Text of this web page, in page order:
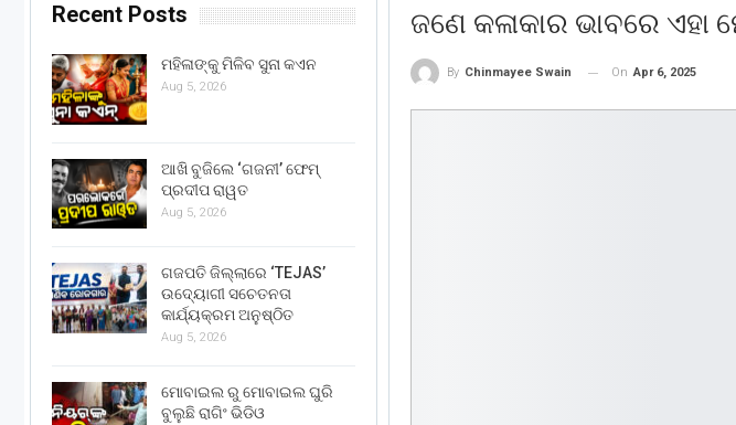
ଜଣେ କଳାକାର ଭାବରେ
By Chinmayee Swain On Apr 6, 2025
Recent Posts
ମହିଳାଙ୍କୁ ମିଳିବ ସୁନା କଏନ
Aug 5, 2026
ଆଖି ବୁଜିଲେ ‘ଗଜନୀ’ ଫେମ୍
ପ୍ରଦୀପ ରାୱତ
Aug 5, 2026
ଗଜପତି ଜିଲ୍ଲାରେ ‘TEJAS’
ଉଦ୍ୟୋଗୀ ସଚେତନତା
କାର୍ଯ୍ୟକ୍ରମ ଅନୁଷ୍ଠିତ
Aug 5, 2026
ମୋବାଇଲ ରୁ ମୋବାଇଲ ଘୁରି
ବୁଲୁଛି ରାଗିଂ ଭିଡିଓ